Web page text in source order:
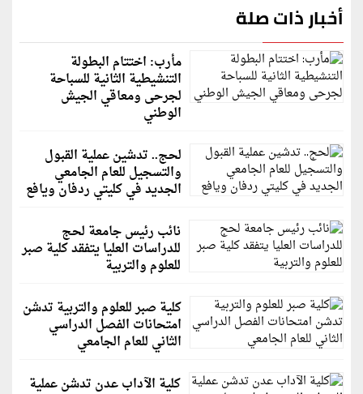
أخبار ذات صلة
مأرب: اختتام البطولة
التنشيطية الثانية للسباحة
لجرحى ومعاقي الجيش
الوطني
لحج.. تدشين عملية القبول
والتسجيل للعام الجامعي
الجديد في كليتي ردفان ويافع
نائب رئيس جامعة لحج
للدراسات العليا يتفقد كلية صبر
للعلوم والتربية
كلية صبر للعلوم والتربية تدشن
امتحانات الفصل الدراسي
الثاني للعام الجامعي
كلية الآداب عدن تدشن عملية